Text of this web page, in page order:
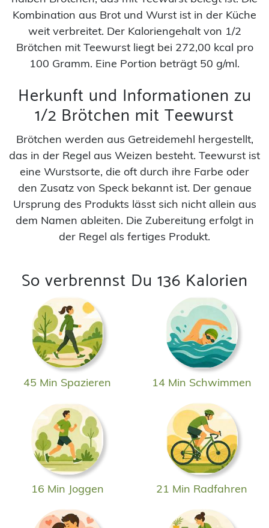
Kombination aus Brot und Wurst ist in der Küche
weit verbreitet. Der Kaloriengehalt von 1/2
Brötchen mit Teewurst liegt bei 272,00 kcal pro
100 Gramm. Eine Portion beträgt 50 g/ml.
Herkunft und Informationen zu
1/2 Brötchen mit Teewurst
Brötchen werden aus Getreidemehl hergestellt,
das in der Regel aus Weizen besteht. Teewurst ist
eine Wurstsorte, die oft durch ihre Farbe oder
den Zusatz von Speck bekannt ist. Der genaue
Ursprung des Produkts lässt sich nicht allein aus
dem Namen ableiten. Die Zubereitung erfolgt in
der Regel als fertiges Produkt.
So verbrennst Du 136 Kalorien
45 Min Spazieren 14 Min Schwimmen
16 Min Joggen 21 Min Radfahren